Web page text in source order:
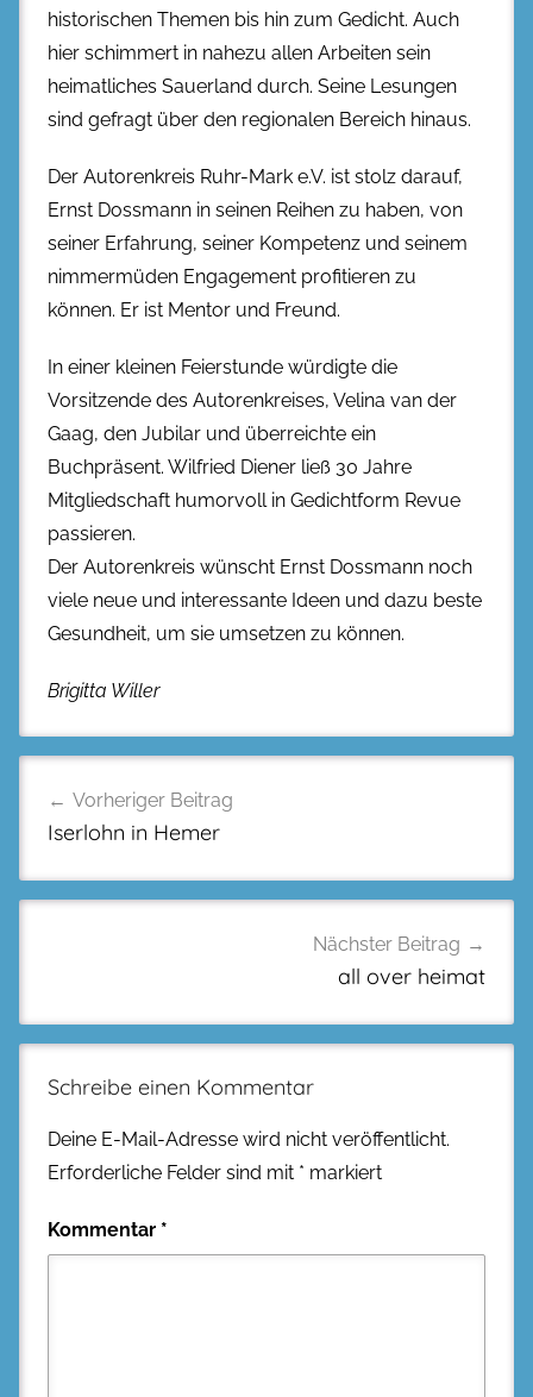
historischen Themen bis hin zum Gedicht. Auch
hier schimmert in nahezu allen Arbeiten sein
heimatliches Sauerland durch. Seine Lesungen
sind gefragt über den regionalen Bereich hinaus.
Der Autorenkreis Ruhr-Mark e.V. ist stolz darauf,
Ernst Dossmann in seinen Reihen zu haben, von
seiner Erfahrung, seiner Kompetenz und seinem
nimmermüden Engagement profitieren zu
können. Er ist Mentor und Freund.
In einer kleinen Feierstunde würdigte die
Vorsitzende des Autorenkreises, Velina van der
Gaag, den Jubilar und überreichte ein
Buchpräsent. Wilfried Diener ließ 30 Jahre
Mitgliedschaft humorvoll in Gedichtform Revue
passieren.
Der Autorenkreis wünscht Ernst Dossmann noch
viele neue und interessante Ideen und dazu beste
Gesundheit, um sie umsetzen zu können.
Brigitta Willer
Vorheriger Beitrag
Iserlohn in Hemer
Nächster Beitrag
all over heimat
Schreibe einen Kommentar
Deine E-Mail-Adresse wird nicht veröffentlicht.
Erforderliche Felder sind mit * markiert
Kommentar *